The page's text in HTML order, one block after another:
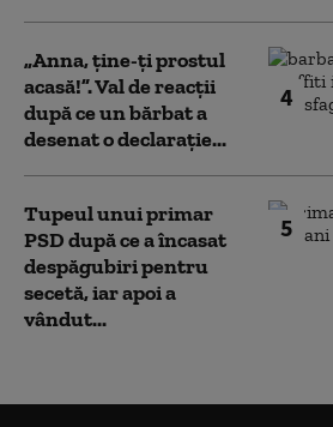
4
„Anna, ţine-ţi prostul
acasă!”. Val de reacții
după ce un bărbat a
desenat o declarație...
5
Tupeul unui primar
PSD după ce a încasat
despăgubiri pentru
secetă, iar apoi a
vândut...